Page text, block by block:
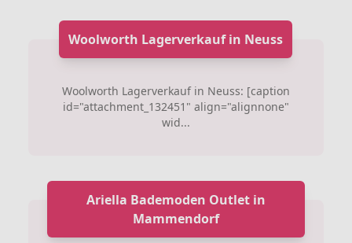
Woolworth Lagerverkauf in Neuss
Woolworth Lagerverkauf in Neuss: [caption
id="attachment_132451" align="alignnone"
wid...
Ariella Bademoden Outlet in
Mammendorf